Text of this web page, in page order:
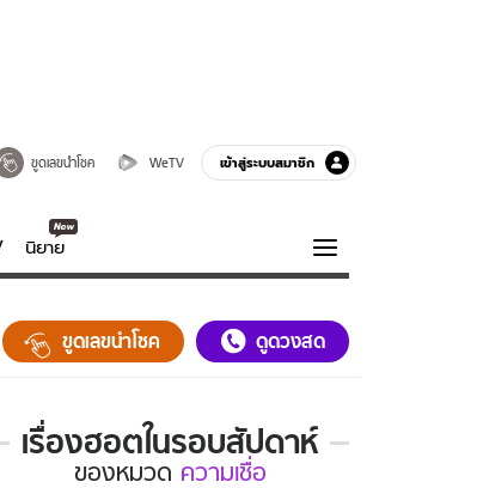
ขูดเลขนำโชค WeTV เข้าสู่ระบบสมาชิก
นิยาย
ความรู้รอบตัว
ฮาวทู
ขูดเลขนำโชค ดูดวงสด
เรื่องฮอตในรอบสัปดาห์
เรื่อง
ของหมวด ความเชื่อ